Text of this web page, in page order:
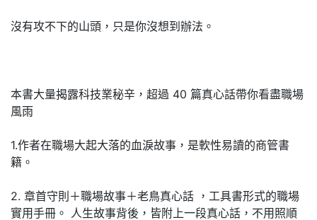
沒有攻不下的山頭，只是你沒想到辦法。
本書大量揭露科技業秘辛，超過 40 篇真心話帶你看盡職場
風雨
1.作者在職場大起大落的血淚故事，是軟性易讀的商管書
籍。
2. 章首守則＋職場故事＋老鳥真心話 ，工具書形式的職場
實用手冊。 人生故事背後，皆附上一段真心話，不用照順